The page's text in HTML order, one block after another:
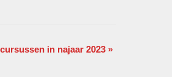
in najaar 2023 »